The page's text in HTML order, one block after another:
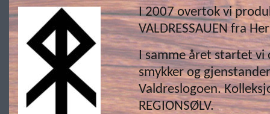
I 2007 overtok vi
VALDRESSAUEN fra
I samme året startet vi
smykker og
Valdreslogoen.
REGIONSØLV.